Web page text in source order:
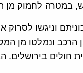
במטרה לחמוק מן
וניגשו לסרוק
הרכב ונמלטו מן
חולים